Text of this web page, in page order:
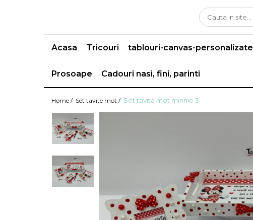
Acasa Tricouri tablouri-canvas-personalizate
Prosoape Cadouri nasi, fini, parinti
Home / Set tavite mot / Set tavita mot minnie 3